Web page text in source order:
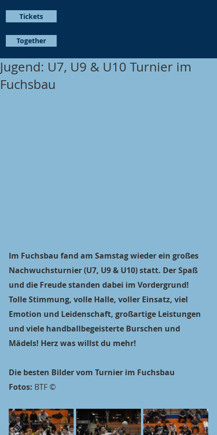
Together
Tickets
Jugend: U7, U9 & U10 Turnier im
Fuchsbau
Im Fuchsbau fand am Samstag wieder ein großes
Nachwuchsturnier (U7, U9 & U10) statt. Der Spaß
und die Freude standen dabei im Vordergrund!
Tolle Stimmung, volle Halle, voller Einsatz, viel
Emotion und Leidenschaft, großartige Leistungen
und viele handballbegeisterte Burschen und
Mädels! Herz was willst du mehr!
Die besten Bilder vom Turnier im Fuchsbau
Fotos: BTF ©